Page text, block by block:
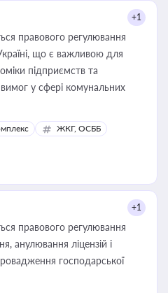
+1
правового регулювання
що є важливою для
підприємств та
у сфері комунальних
ЖКГ, ОСББ
+1
правового регулювання
анулювання ліцензій і
господарської